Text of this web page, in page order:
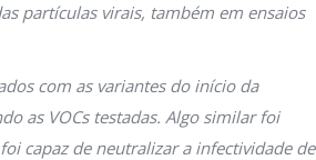
partículas virais, também em ensaios
com as variantes do início da
as VOCs testadas. Algo similar foi
capaz de neutralizar a infectividade de